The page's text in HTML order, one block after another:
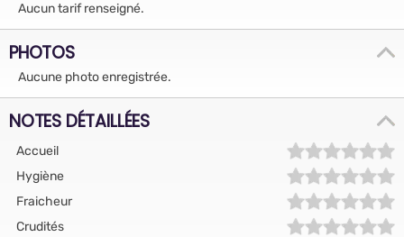
Aucun tarif renseigné.
PHOTOS
Aucune photo enregistrée.
NOTES DÉTAILLÉES
Accueil
Hygiène
Fraicheur
Crudités